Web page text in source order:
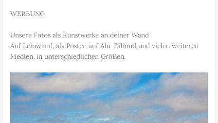
WERBUNG
Unsere Fotos als Kunstwerke an deiner Wand
Auf Leinwand, als Poster, auf Alu-Dibond und vielen weiteren
Medien, in unterschiedlichen Größen.